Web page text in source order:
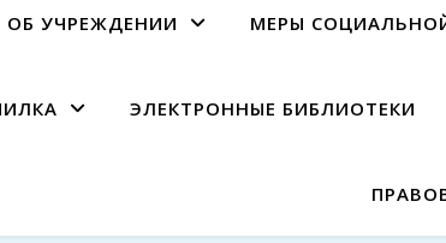
ОБ УЧРЕЖДЕНИИ МЕРЫ
ЭЛЕКТРОННЫЕ БИБЛИОТЕКИ